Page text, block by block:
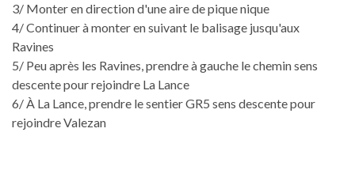
3/ Monter en direction d'une aire de pique nique
4/ Continuer à monter en suivant le balisage jusqu'aux
Ravines
5/ Peu après les Ravines, prendre à gauche le chemin sens
descente pour rejoindre La Lance
6/ À La Lance, prendre le sentier GR5 sens descente pour
rejoindre Valezan